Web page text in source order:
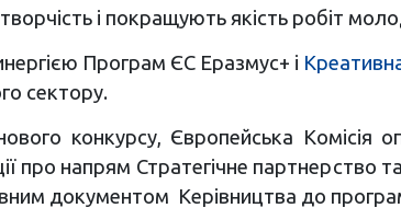
і покращують якість робіт
Програм ЄС Еразмус+ і
сектору.
конкурсу, Європейська Комісія
про напрям Стратегічне партнерство
документом Керівництва до